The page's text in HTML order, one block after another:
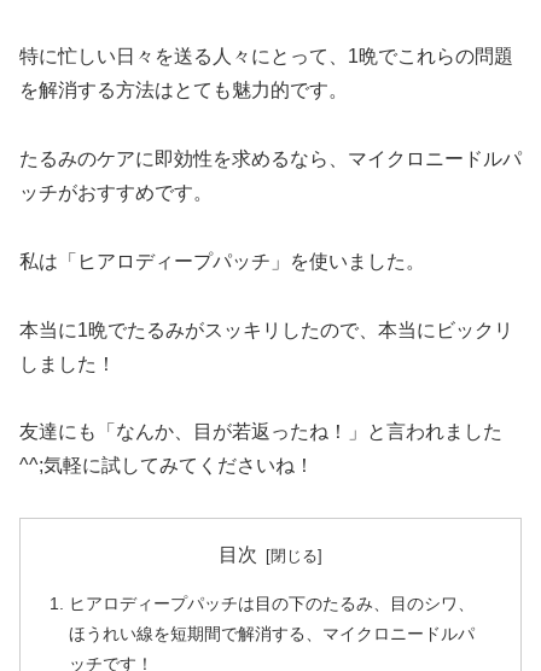
特に忙しい日々を送る人々にとって、1晩でこれらの問題
を解消する方法はとても魅力的です。
たるみのケアに即効性を求めるなら、マイクロニードルパ
ッチがおすすめです。
私は「ヒアロディープパッチ」を使いました。
本当に1晩でたるみがスッキリしたので、本当にビックリ
しました！
友達にも「なんか、目が若返ったね！」と言われました
^^;気軽に試してみてくださいね！
目次
ヒアロディープパッチは目の下のたるみ、目のシワ、
ほうれい線を短期間で解消する、マイクロニードルパ
ッチです！